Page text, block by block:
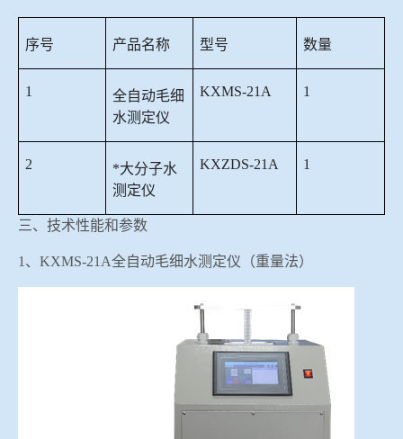
序号 产品名称 型号 数量
1
全自动毛细
水测定仪
KXMS-21A 1
2
*大分子水
测定仪
KXZDS-21A 1
三、技术性能和参数
1、KXMS-21A全自动毛细水测定仪（重量法）